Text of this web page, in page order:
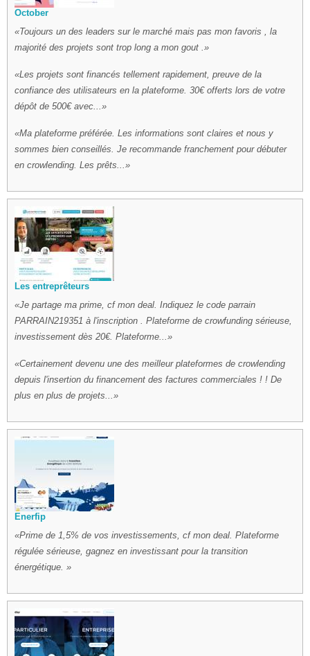
October
Toujours un des leaders sur le marché mais pas mon favoris , la
majorité des projets sont trop long a mon gout .
Les projets sont financés tellement rapidement, preuve de la
confiance des utilisateurs en la plateforme. 30€ offerts lors de votre
dépôt de 500€ avec...
Ma plateforme préférée. Les informations sont claires et nous y
sommes bien conseillés. Je recommande franchement pour débuter
en crowlending. Les prêts...
Les entreprêteurs
Je partage ma prime, cf mon deal. Indiquez le code parrain
PARRAIN219351 à l'inscription . Plateforme de crowfunding sérieuse,
investissement dès 20€. Plateforme...
Certainement devenu une des meilleur plateformes de crowlending
depuis l'insertion du financement des factures commerciales ! ! De
plus en plus de projets...
Enerfip
Prime de 1,5% de vos investissements, cf mon deal. Plateforme
régulée sérieuse, gagnez en investissant pour la transition
énergétique.